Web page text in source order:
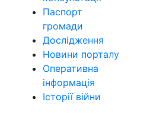
Паспорт
громади
Дослідження
Новини порталу
Оперативна
інформація
Історії війни